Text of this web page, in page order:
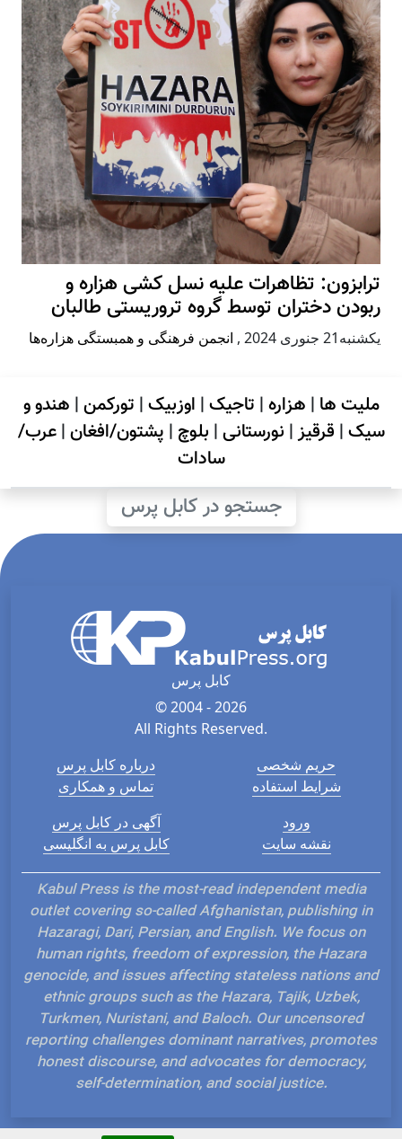
ترابزون: تظاهرات علیه نسل کشی هزاره و
ربودن دختران توسط گروه تروریستی طالبان
يكشنبه21 جنوری 2024 , انجمن فرهنگی و همبستگی هزاره‌ها
ملیت ها | هزاره| تاجیک| اوزبیک| تورکمن| هندو و
سیک| قرقیز| نورستانی| بلوچ | پشتون/افغان|عرب/
سادات
جستجو در کابل پرس
کابل پرس
© 2004 - 2026
All Rights Reserved.
درباره کابل پرس
تماس و همکاری
حریم شخصی
شرایط استفاده
آگهی در کابل پرس
کابل پرس به انگلیسی
ورود
نقشه سایت
Kabul Press is the most-read independent media
outlet covering so-called Afghanistan, publishing in
Hazaragi, Dari, Persian, and English. We focus on
human rights, freedom of expression, the Hazara
genocide, and issues affecting stateless nations and
ethnic groups such as the Hazara, Tajik, Uzbek,
Turkmen, Nuristani, and Baloch. Our uncensored
reporting challenges dominant narratives, promotes
honest discourse, and advocates for democracy,
self-determination, and social justice.